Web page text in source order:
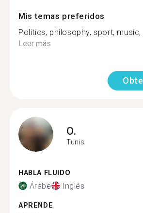
Mis temas preferidos
Politics, philosophy, sport, music,
Leer más
O.
Tunis
HABLA FLUIDO
Árabe Inglés
APRENDE